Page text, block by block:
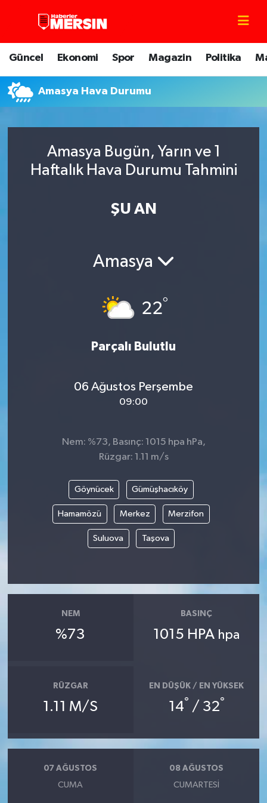
Güncel Ekonomi Spor Magazin Politika
Amasya Hava Durumu
Amasya Bugün, Yarın ve 1
Haftalık Hava Durumu Tahmini
ŞU AN
Amasya
22°
Parçalı Bulutlu
06 Ağustos Perşembe
09:00
Nem: %73, Basınç: 1015 hpa hPa,
Rüzgar: 1.11 m/s
Göynücek Gümüşhacıköy
Hamamözü Merkez Merzifon
Suluova Taşova
NEM
%73
BASINÇ
1015 HPA hpa
RÜZGAR
1.11 M/S
EN DÜŞÜK / EN YÜKSEK
14° / 32°
07 AĞUSTOS
CUMA
08 AĞUSTOS
CUMARTESI
Mersin Nöbetçi Eczaneler
Mersin Hava Durumu
Mersin Trafik Yoğunluk Haritası
Tüm Manşetler